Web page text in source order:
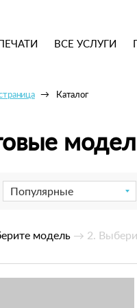
ВСЕ УСЛУГИ
Каталог
Популярные
модель → 2.